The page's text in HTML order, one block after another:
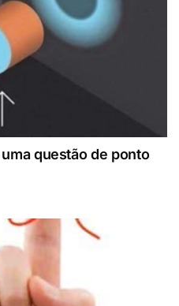
questão de ponto